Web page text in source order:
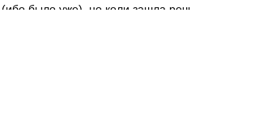
(ибо было уже), но коли зашла речь...